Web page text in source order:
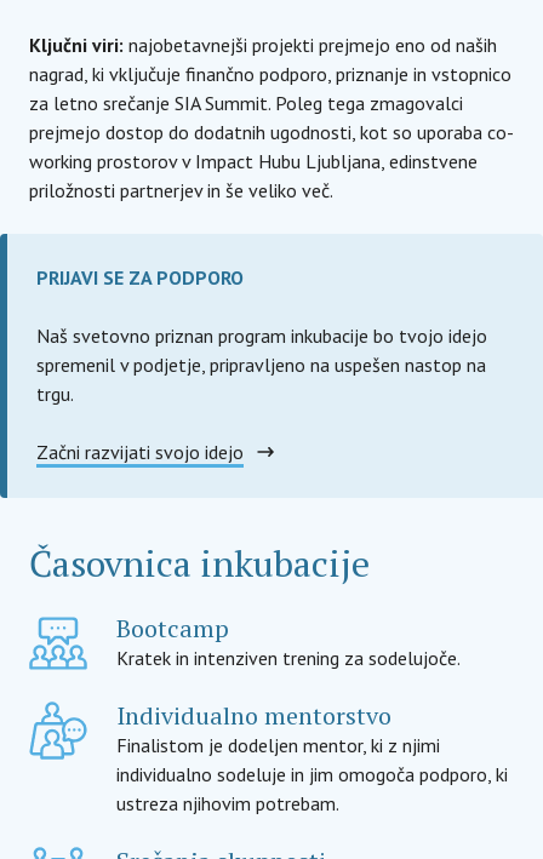
Ključni viri: najobetavnejši projekti prejmejo eno od naših
nagrad, ki vključuje finančno podporo, priznanje in vstopnico
za letno srečanje SIA Summit. Poleg tega zmagovalci
prejmejo dostop do dodatnih ugodnosti, kot so uporaba co-
working prostorov v Impact Hubu Ljubljana, edinstvene
priložnosti partnerjev in še veliko več.
PRIJAVI SE ZA PODPORO
Naš svetovno priznan program inkubacije bo tvojo idejo
spremenil v podjetje, pripravljeno na uspešen nastop na
trgu.
Začni razvijati svojo idejo
Časovnica inkubacije
Bootcamp
Kratek in intenziven trening za sodelujoče.
Individualno mentorstvo
Finalistom je dodeljen mentor, ki z njimi
individualno sodeluje in jim omogoča podporo, ki
ustreza njihovim potrebam.